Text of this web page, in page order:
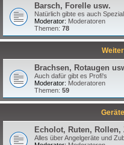
Barsch, Forelle usw.
Natürlich gibte es auch
Moderator: Moderatoren
Themen: 78
Brachsen, Rotaugen
Auch dafür gibt es Profi's
Moderator: Moderatoren
Themen: 59
Echolot, Ruten, Rollen,
Alles über Angelgeräte und